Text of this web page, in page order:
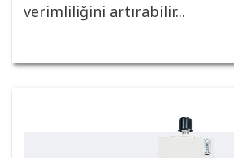
verimliliğini artırabilir...